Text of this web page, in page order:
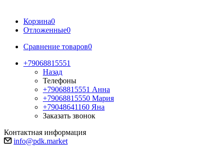
Корзина0
Отложенные0
Сравнение товаров0
+79068815551
Назад
Телефоны
+79068815551 Анна
+79068815550 Мария
+79048641160 Яна
Заказать звонок
Контактная информация
info@pdk.market